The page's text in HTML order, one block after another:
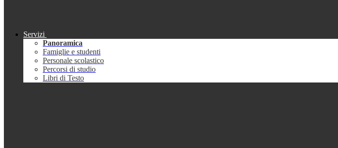
Servizi
Panoramica
Famiglie e studenti
Personale scolastico
Percorsi di studio
Libri di Testo